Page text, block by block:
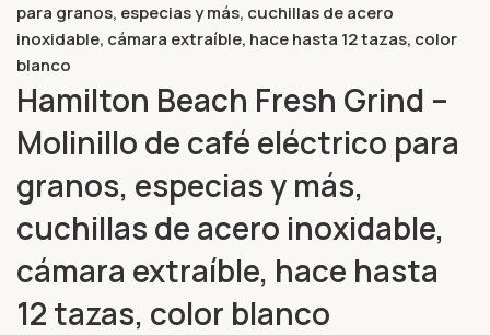
para granos, especias y más, cuchillas de acero
inoxidable, cámara extraíble, hace hasta 12 tazas, color
blanco
Hamilton Beach Fresh Grind –
Molinillo de café eléctrico para
granos, especias y más,
cuchillas de acero inoxidable,
cámara extraíble, hace hasta
12 tazas, color blanco